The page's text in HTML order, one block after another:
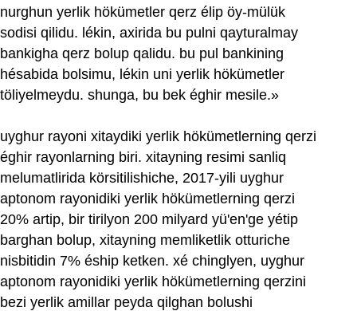
nurghun yerlik hökümetler qerz élip öy-mülük
sodisi qilidu. lékin, axirida bu pulni qayturalmay
bankigha qerz bolup qalidu. bu pul bankining
hésabida bolsimu, lékin uni yerlik hökümetler
töliyelmeydu. shunga, bu bek éghir mesile.»
uyghur rayoni xitaydiki yerlik hökümetlerning qerzi
éghir rayonlarning biri. xitayning resimi sanliq
melumatlirida körsitilishiche, 2017‏-yili uyghur
aptonom rayonidiki yerlik hökümetlerning qerzi
20% artip, bir tirilyon 200 milyard yü'en'ge yétip
barghan bolup, xitayning memliketlik otturiche
nisbitidin 7% éship ketken. xé chinglyen, uyghur
aptonom rayonidiki yerlik hökümetlerning qerzini
bezi yerlik amillar peyda qilghan bolushi